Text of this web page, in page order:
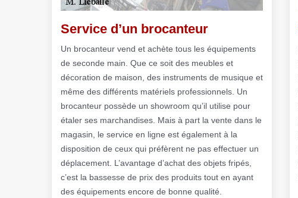
Service d’un brocanteur
Un brocanteur vend et achète tous les équipements
de seconde main. Que ce soit des meubles et
décoration de maison, des instruments de musique et
même des différents matériels professionnels. Un
brocanteur possède un showroom qu’il utilise pour
étaler ses marchandises. Mais à part la vente dans le
magasin, le service en ligne est également à la
disposition de ceux qui préfèrent ne pas effectuer un
déplacement. L’avantage d’achat des objets fripés,
c’est la bassesse de prix des produits tout en ayant
des équipements encore de bonne qualité.